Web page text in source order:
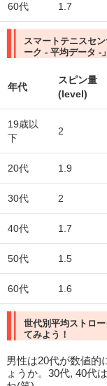
60代 1.7
スマートテニスセ
ーク - 平均データ -」
年代
スピン量
(level)
19歳以
下
2
20代 1.9
30代 2
40代 1.7
50代 1.5
60代 1.6
世代別平均ストロ
てみよう！
男性は20代が数値的
ょうか。30代, 40代